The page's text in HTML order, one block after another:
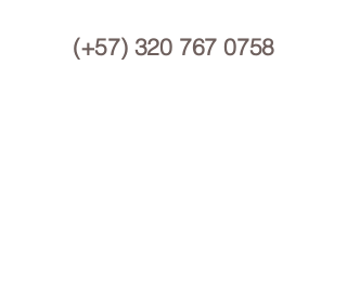
(+57) 320 767 0758